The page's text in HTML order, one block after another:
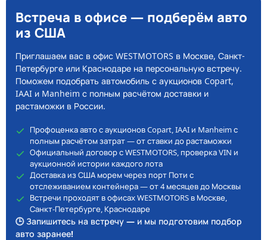
Встреча в офисе — подберём авто
из США
Приглашаем вас в офис WESTMOTORS в Москве, Санкт-
Петербурге или Краснодаре на персональную встречу.
Поможем подобрать автомобиль с аукционов Copart,
IAAI и Manheim с полным расчётом доставки и
растаможки в России.
Профоценка авто с аукционов Copart, IAAI и Manheim с
полным расчётом затрат — от ставки до растаможки
Официальный договор с WESTMOTORS, проверка VIN и
аукционной истории каждого лота
Доставка из США морем через порт Поти с
отслеживанием контейнера — от 4 месяцев до Москвы
Встречи проходят в офисах WESTMOTORS в Москве,
Санкт-Петербурге, Краснодаре
🕒 Запишитесь на встречу — и мы подготовим подбор
авто заранее!